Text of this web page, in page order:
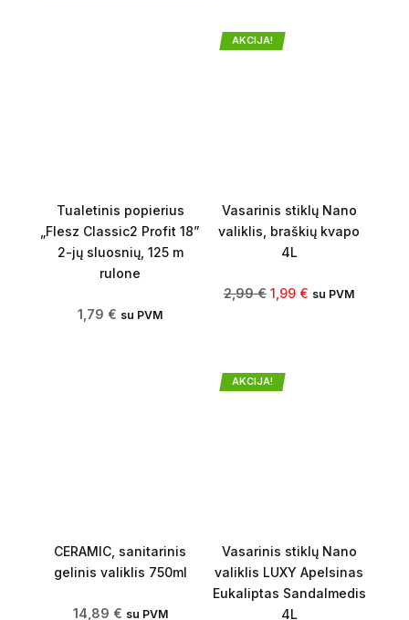
Tualetinis popierius
„Flesz Classic2 Profit 18”
2-jų sluosnių, 125 m
rulone
1,79 € su PVM
Vasarinis stiklų Nano
valiklis, braškių kvapo
4L
2,99€ 1,99 € su PVM
AKCIJA!
CERAMIC, sanitarinis
gelinis valiklis 750ml
14,89 € su PVM
Vasarinis stiklų Nano
valiklis LUXY Apelsinas
Eukaliptas Sandalmedis
4L
AKCIJA!